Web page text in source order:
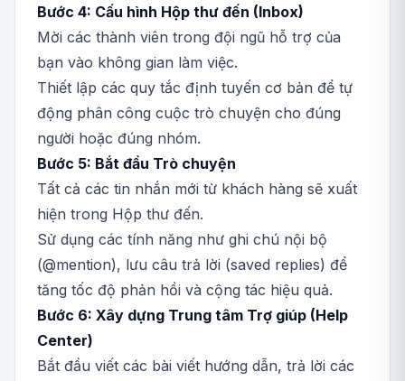
Bước 4: Cấu hình Hộp thư đến (Inbox)
Mời các thành viên trong đội ngũ hỗ trợ của
bạn vào không gian làm việc.
Thiết lập các quy tắc định tuyến cơ bản để tự
động phân công cuộc trò chuyện cho đúng
người hoặc đúng nhóm.
Bước 5: Bắt đầu Trò chuyện
Tất cả các tin nhắn mới từ khách hàng sẽ xuất
hiện trong Hộp thư đến.
Sử dụng các tính năng như ghi chú nội bộ
(@mention), lưu câu trả lời (saved replies) để
tăng tốc độ phản hồi và cộng tác hiệu quả.
Bước 6: Xây dựng Trung tâm Trợ giúp (Help
Center)
Bắt đầu viết các bài viết hướng dẫn, trả lời các